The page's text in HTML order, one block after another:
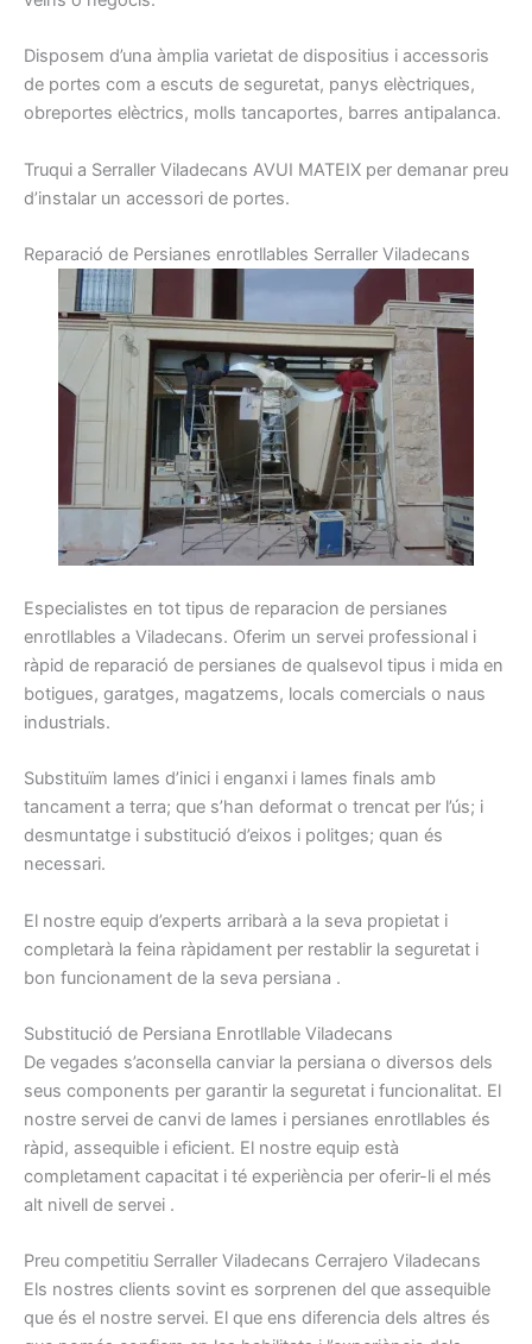
Disposem d’una àmplia varietat de dispositius i accessoris
de portes com a escuts de seguretat, panys elèctriques,
obreportes elèctrics, molls tancaportes, barres antipalanca.
Truqui a Serraller Viladecans AVUI MATEIX per demanar preu
d’instalar un accessori de portes.
Reparació de Persianes enrotllables Serraller Viladecans
Especialistes en tot tipus de reparacion de persianes
enrotllables a Viladecans. Oferim un servei professional i
ràpid de reparació de persianes de qualsevol tipus i mida en
botigues, garatges, magatzems, locals comercials o naus
industrials.
Substituïm lames d’inici i enganxi i lames finals amb
tancament a terra; que s’han deformat o trencat per l’ús; i
desmuntatge i substitució d’eixos i politges; quan és
necessari.
El nostre equip d’experts arribarà a la seva propietat i
completarà la feina ràpidament per restablir la seguretat i
bon funcionament de la seva persiana .
Substitució de Persiana Enrotllable Viladecans
De vegades s’aconsella canviar la persiana o diversos dels
seus components per garantir la seguretat i funcionalitat. El
nostre servei de canvi de lames i persianes enrotllables és
ràpid, assequible i eficient. El nostre equip està
completament capacitat i té experiència per oferir-li el més
alt nivell de servei .
Preu competitiu Serraller Viladecans Cerrajero Viladecans
Els nostres clients sovint es sorprenen del que assequible
que és el nostre servei. El que ens diferencia dels altres és